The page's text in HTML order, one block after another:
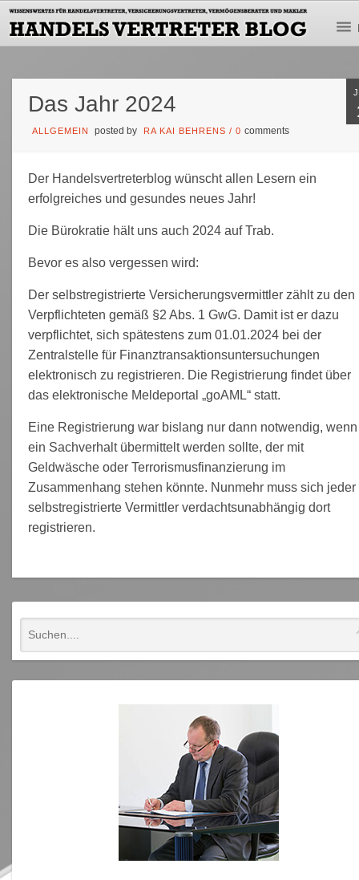
Das Jahr 2024
ALLGEMEIN posted by RA KAI BEHRENS /0comments
Der Handelsvertreterblog wünscht allen Lesern ein
erfolgreiches und gesundes neues Jahr!
Die Bürokratie hält uns auch 2024 auf Trab.
Bevor es also vergessen wird:
Der selbstregistrierte Versicherungsvermittler zählt zu den
Verpflichteten gemäß §2 Abs. 1 GwG. Damit ist er dazu
verpflichtet, sich spätestens zum 01.01.2024 bei der
Zentralstelle für Finanztransaktionsuntersuchungen
elektronisch zu registrieren. Die Registrierung findet über
das elektronische Meldeportal „goAML“ statt.
Eine Registrierung war bislang nur dann notwendig, wenn
ein Sachverhalt übermittelt werden sollte, der mit
Geldwäsche oder Terrorismusfinanzierung im
Zusammenhang stehen könnte. Nunmehr muss sich jeder
selbstregistrierte Vermittler verdachtsunabhängig dort
registrieren.